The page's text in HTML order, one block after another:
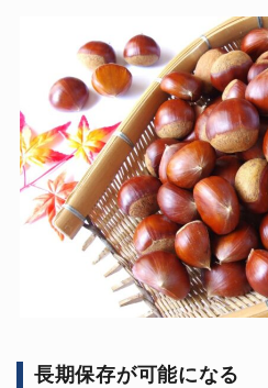
長期保存が可能になる